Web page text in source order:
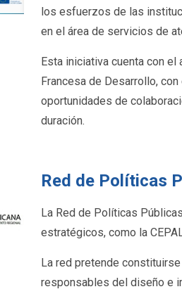
los esfuerzos de las
en el área de servicios de
Esta iniciativa cuenta con
Francesa de Desarrollo,
oportunidades de
duración.
Red de Políticas
La Red de Políticas
estratégicos, como la
La red pretende
responsables del diseño e